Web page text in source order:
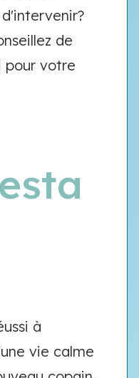
de
pour votre
à
vie calme